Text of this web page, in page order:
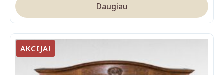
Daugiau
AKCIJA!